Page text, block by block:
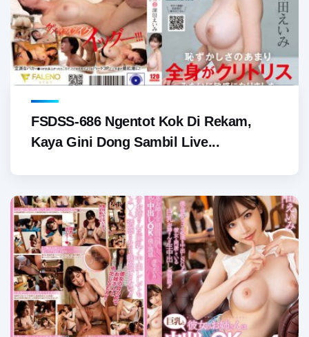
FSDSS-686 Ngentot Kok Di Rekam,
Kaya Gini Dong Sambil Live...